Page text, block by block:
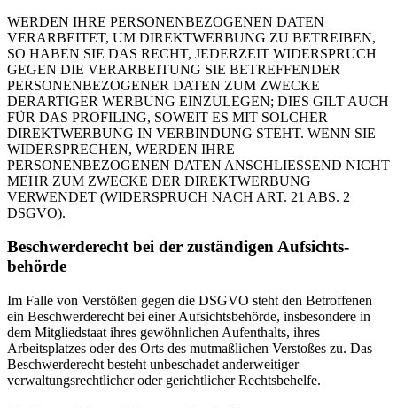
WERDEN IHRE PERSONENBEZOGENEN DATEN
VERARBEITET, UM DIREKTWERBUNG ZU BETREIBEN,
SO HABEN SIE DAS RECHT, JEDERZEIT WIDERSPRUCH
GEGEN DIE VERARBEITUNG SIE BETREFFENDER
PERSONENBEZOGENER DATEN ZUM ZWECKE
DERARTIGER WERBUNG EINZULEGEN; DIES GILT AUCH
FÜR DAS PROFILING, SOWEIT ES MIT SOLCHER
DIREKTWERBUNG IN VERBINDUNG STEHT. WENN SIE
WIDERSPRECHEN, WERDEN IHRE
PERSONENBEZOGENEN DATEN ANSCHLIESSEND NICHT
MEHR ZUM ZWECKE DER DIREKTWERBUNG
VERWENDET (WIDERSPRUCH NACH ART. 21 ABS. 2
DSGVO).
Beschwerde­recht bei der zuständigen Aufsichts­
behörde
Im Falle von Verstößen gegen die DSGVO steht den Betroffenen
ein Beschwerderecht bei einer Aufsichtsbehörde, insbesondere in
dem Mitgliedstaat ihres gewöhnlichen Aufenthalts, ihres
Arbeitsplatzes oder des Orts des mutmaßlichen Verstoßes zu. Das
Beschwerderecht besteht unbeschadet anderweitiger
verwaltungsrechtlicher oder gerichtlicher Rechtsbehelfe.